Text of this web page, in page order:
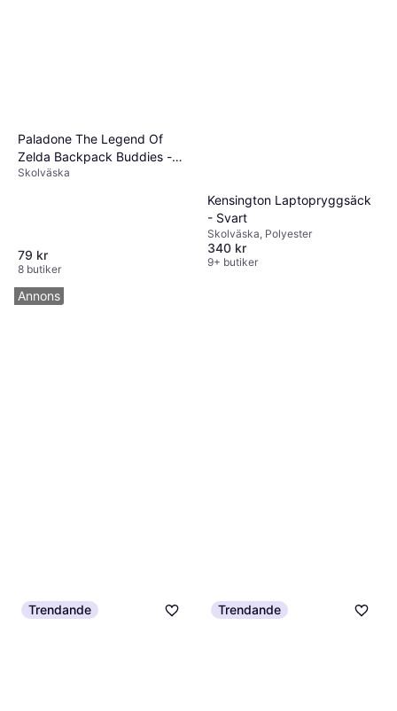
Paladone The Legend Of
Zelda Backpack Buddies -
Blandat
Skolväska
79 kr
8 butiker
Kensington Laptopryggsäck
- Svart
Skolväska, Polyester
340 kr
9+ butiker
Trendande Trendande
Annons